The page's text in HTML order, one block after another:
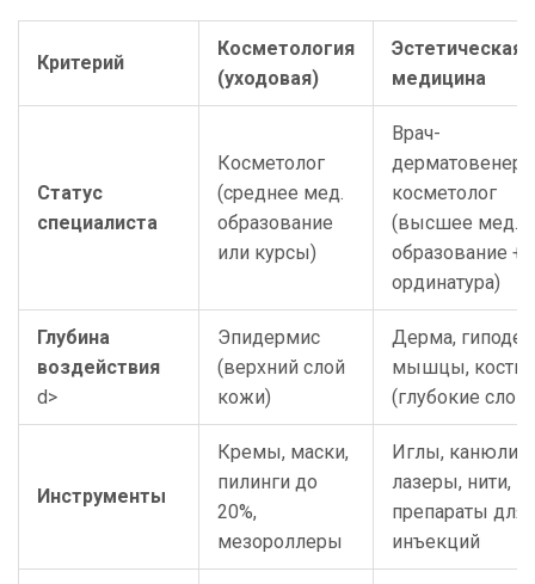
Критерий
Косметология
(уходовая)
Эстетическая
медицина
Статус
специалиста
Косметолог
(среднее мед.
образование
или курсы)
Врач-
косметолог
(высшее мед.
образование +
ординатура)
Глубина
воздействия
d>
Эпидермис
(верхний слой
кожи)
Дерма,
мышцы, кости
(глубокие слои)
Инструменты
Кремы, маски,
пилинги до
20%,
мезороллеры
Иглы, канюли,
лазеры, нити,
препараты для
инъекций